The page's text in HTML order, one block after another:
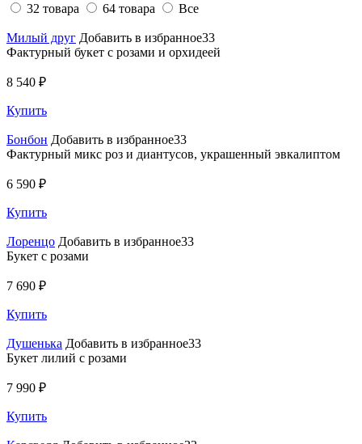
32 товара
64 товара Все
Милый друг Добавить в избранное33
Фактурный букет с розами и орхидеей
8 540 ₽
Купить
Бонбон Добавить в избранное33
Фактурный микс роз и диантусов, украшенный эвкалиптом
6 590 ₽
Купить
Лоренцо Добавить в избранное33
Букет с розами
7 690 ₽
Купить
Душенька Добавить в избранное33
Букет лилий с розами
7 990 ₽
Купить